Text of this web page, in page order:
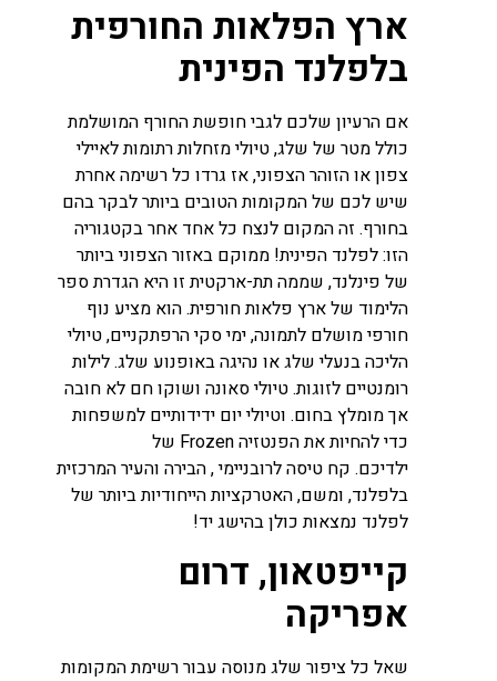
ארץ הפלאות החורפית
בלפלנד הפינית
אם הרעיון שלכם לגבי חופשת החורף המושלמת
כולל מטר של שלג, טיולי מזחלות רתומות לאיילי
צפון או הזוהר הצפוני, אז גרדו כל רשימה אחרת
שיש לכם של המקומות הטובים ביותר לבקר בהם
בחורף. זה המקום לנצח כל אחד אחר בקטגוריה
הזו: לפלנד הפינית! ממוקם באזור הצפוני ביותר
של פינלנד, שממה תת-ארקטית זו היא הגדרת ספר
הלימוד של ארץ פלאות חורפית. הוא מציע נוף
חורפי מושלם לתמונה, ימי סקי הרפתקניים, טיולי
הליכה בנעלי שלג או נהיגה באופנוע שלג. לילות
רומנטיים לזוגות. טיולי סאונה ושוקו חם לא חובה
אך מומלץ בחום. וטיולי יום ידידותיים למשפחות
כדי להחיות את הפנטזיה Frozen של
ילדיכם. קח טיסה לרובניימי , הבירה והעיר המרכזית
בלפלנד, ומשם, האטרקציות הייחודיות ביותר של
לפלנד נמצאות כולן בהישג יד!
קייפטאון, דרום
אפריקה
שאל כל ציפור שלג מנוסה עבור רשימת המקומות